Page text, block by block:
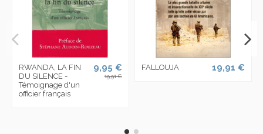
RWANDA, LA FIN
DU SILENCE -
Témoignage d'un
officier français
9,95 €
19,91 €
FALLOUJA 19,91 €